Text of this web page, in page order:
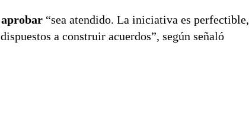
aprobar “sea atendido. La iniciativa es perfectible,
a construir acuerdos”, según señaló